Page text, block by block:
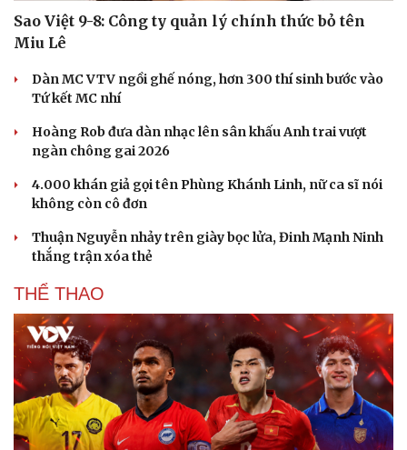
Sao Việt 9-8: Công ty quản lý chính thức bỏ tên
Miu Lê
Dàn MC VTV ngồi ghế nóng, hơn 300 thí sinh bước vào
Tứ kết MC nhí
Hoàng Rob đưa dàn nhạc lên sân khấu Anh trai vượt
ngàn chông gai 2026
4.000 khán giả gọi tên Phùng Khánh Linh, nữ ca sĩ nói
không còn cô đơn
Thuận Nguyễn nhảy trên giày bọc lửa, Đinh Mạnh Ninh
thắng trận xóa thẻ
THỂ THAO